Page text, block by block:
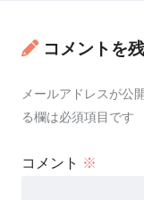
コメントを
メールアドレスが公
る欄は必須項目です
コメント ※